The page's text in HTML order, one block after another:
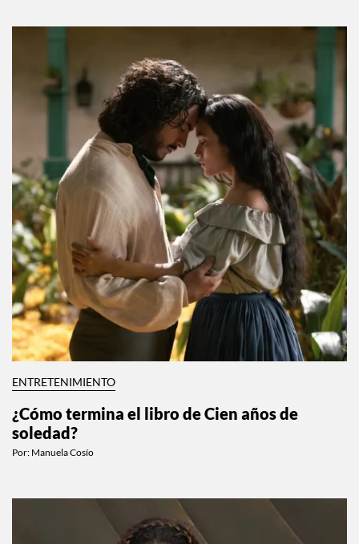
ENTRETENIMIENTO
¿Cómo termina el libro de Cien años de
soledad?
Por: Manuela Cosío